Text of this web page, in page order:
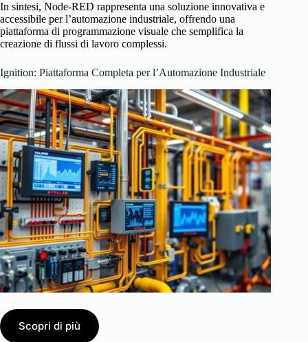
In sintesi, Node-RED rappresenta una soluzione innovativa e
accessibile per l’automazione industriale, offrendo una
piattaforma di programmazione visuale che semplifica la
creazione di flussi di lavoro complessi.
Ignition: Piattaforma Completa per l’Automazione Industriale
Scopri di più